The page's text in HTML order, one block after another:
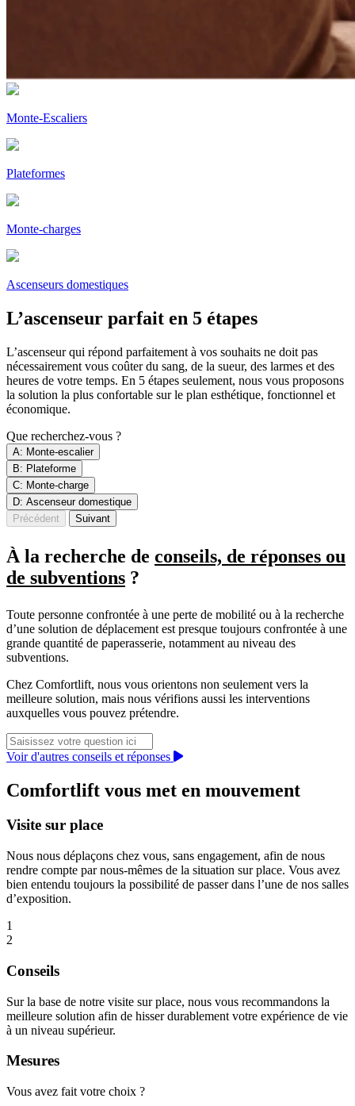
Monte-Escaliers
Plateformes
Monte-charges
Ascenseurs domestiques
L’ascenseur parfait en 5 étapes
L’ascenseur qui répond parfaitement à vos souhaits ne doit pas
nécessairement vous coûter du sang, de la sueur, des larmes et des
heures de votre temps. En 5 étapes seulement, nous vous proposons
la solution la plus confortable sur le plan esthétique, fonctionnel et
économique.
Que recherchez-vous ?
A: Monte-escalier
B: Plateforme
C: Monte-charge
D: Ascenseur domestique
Précédent
Suivant
À la recherche de conseils, de réponses ou
de subventions ?
Toute personne confrontée à une perte de mobilité ou à la recherche
d’une solution de déplacement est presque toujours confrontée à une
grande quantité de paperasserie, notamment au niveau des
subventions.
Chez Comfortlift, nous vous orientons non seulement vers la
meilleure solution, mais nous vérifions aussi les interventions
auxquelles vous pouvez prétendre.
Voir d'autres conseils et réponses
Comfortlift vous met en mouvement
Visite sur place
Nous nous déplaçons chez vous, sans engagement, afin de nous
rendre compte par nous-mêmes de la situation sur place. Vous avez
bien entendu toujours la possibilité de passer dans l’une de nos salles
d’exposition.
1
2
Conseils
Sur la base de notre visite sur place, nous vous recommandons la
meilleure solution afin de hisser durablement votre expérience de vie
à un niveau supérieur.
Mesures
Vous avez fait votre choix ?